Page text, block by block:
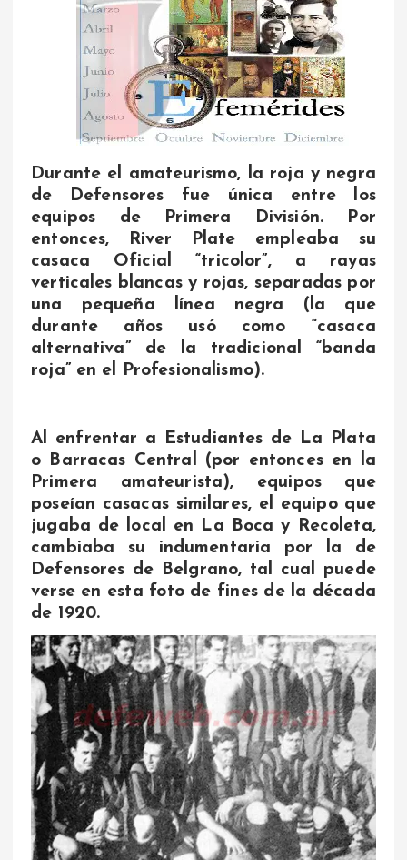
Durante el amateurismo, la roja y negra
de Defensores fue única entre los
equipos de Primera División. Por
entonces, River Plate empleaba su
casaca Oficial “tricolor”, a rayas
verticales blancas y rojas, separadas por
una pequeña línea negra (la que
durante años usó como “casaca
alternativa” de la tradicional “banda
roja” en el Profesionalismo).
Al enfrentar a Estudiantes de La Plata
o Barracas Central (por entonces en la
Primera amateurista), equipos que
poseían casacas similares, el equipo que
jugaba de local en La Boca y Recoleta,
cambiaba su indumentaria por la de
Defensores de Belgrano, tal cual puede
verse en esta foto de fines de la década
de 1920.